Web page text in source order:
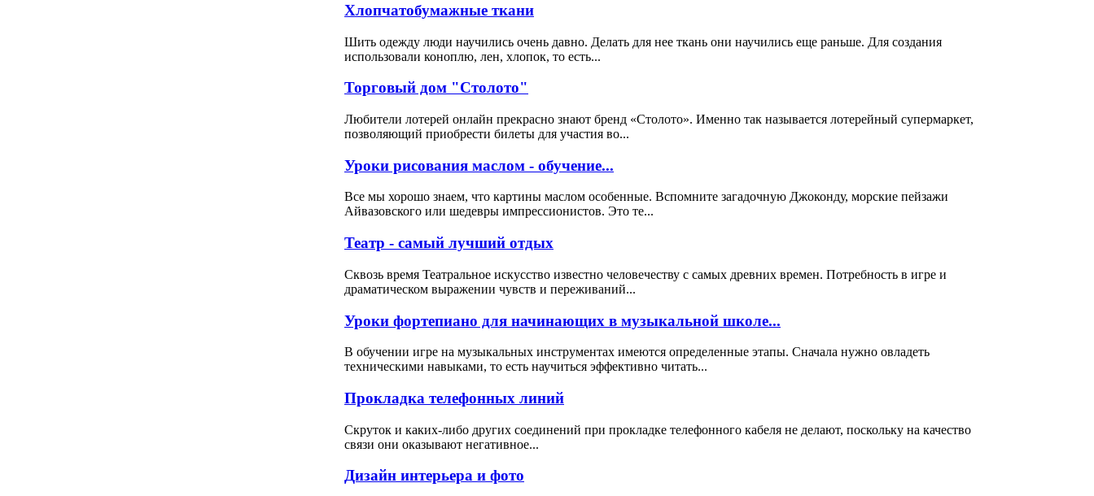
Хлопчатобумажные ткани
Шить одежду люди научились очень давно. Делать для нее ткань они научились еще раньше. Для создания
использовали коноплю, лен, хлопок, то есть...
Торговый дом "Столото"
Любители лотерей онлайн прекрасно знают бренд «Столото». Именно так называется лотерейный супермаркет,
позволяющий приобрести билеты для участия во...
Уроки рисования маслом - обучение...
Все мы хорошо знаем, что картины маслом особенные. Вспомните загадочную Джоконду, морские пейзажи
Айвазовского или шедевры импрессионистов. Это те...
Театр - самый лучший отдых
Сквозь время Театральное искусство известно человечеству с самых древних времен. Потребность в игре и
драматическом выражении чувств и переживаний...
Уроки фортепиано для начинающих в музыкальной школе...
В обучении игре на музыкальных инструментах имеются определенные этапы. Сначала нужно овладеть
техническими навыками, то есть научиться эффективно читать...
Прокладка телефонных линий
Скруток и каких-либо других соединений при прокладке телефонного кабеля не делают, поскольку на качество
связи они оказывают негативное...
Дизайн интерьера и фото